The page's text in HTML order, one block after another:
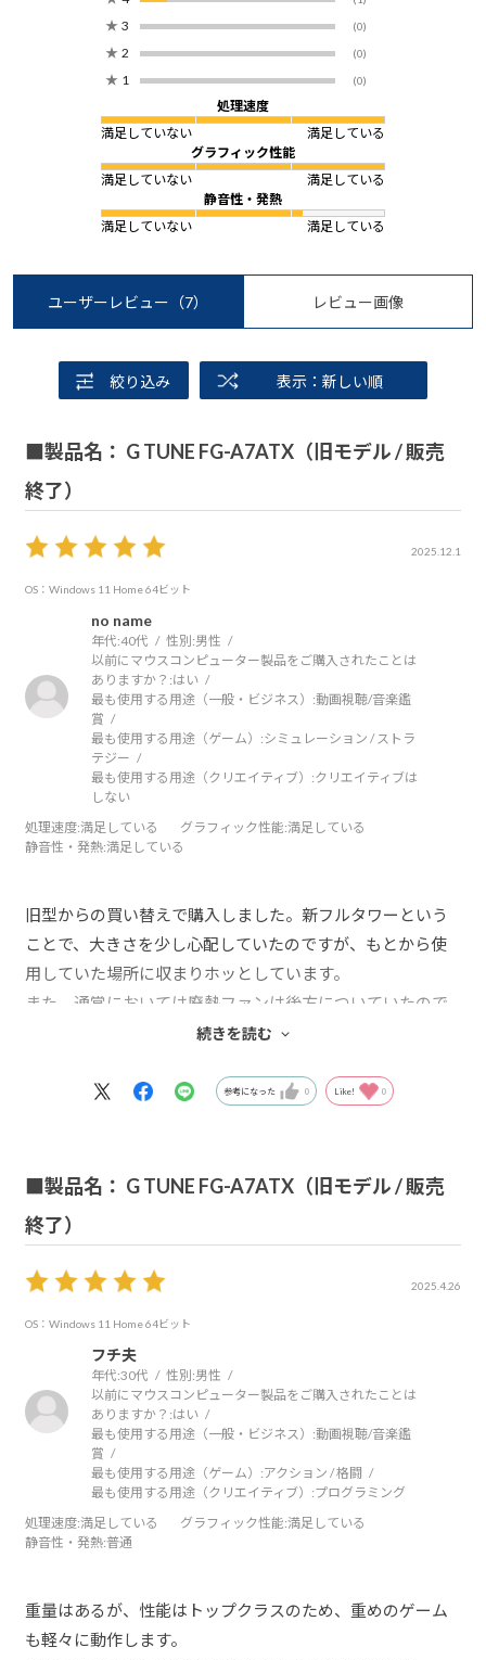
★ 3 (0)
★ 2 (0)
★ 1 (0)
処理速度
満足していない
満足している
グラフィック性能
満足していない
満足している
静音性・発熱
満足していない
満足している
ユーザーレビュー （7） レビュー画像
絞り込み 表示：新しい順
■製品名： G TUNE FG-A7ATX（旧モデル / 販売
終了）
2025.12.1
OS：Windows 11 Home 64ビット
no name
年代:40代 性別:男性
以前にマウスコンピューター製品をご購入されたことは
ありますか？:はい
最も使用する用途（一般・ビジネス）:動画視聴/音楽鑑
賞
最も使用する用途（ゲーム）:シミュレーション / ストラ
テジー
最も使用する用途（クリエイティブ）:クリエイティブは
しない
処理速度:満足している グラフィック性能:満足している
静音性・発熱:満足している
旧型からの買い替えで購入しました。新フルタワーという
ことで、大きさを少し心配していたのですが、もとから使
用していた場所に収まりホッとしています。
また、通常においては廃熱ファンは後方についていたので
すが、より廃熱しやすいように本体の上部に設置されてお
しかし、その分廃熱を散らすためにPCの情報には空間が必
す
続きを読む
参考になった 0 Like! 0
■製品名： G TUNE FG-A7ATX（旧モデル / 販売
終了）
2025.4.26
OS：Windows 11 Home 64ビット
フチ夫
年代:30代 性別:男性
以前にマウスコンピューター製品をご購入されたことは
ありますか？:はい
最も使用する用途（一般・ビジネス）:動画視聴/音楽鑑
賞
最も使用する用途（ゲーム）:アクション / 格闘
最も使用する用途（クリエイティブ）:プログラミング
処理速度:満足している グラフィック性能:満足している
静音性・発熱:普通
重量はあるが、性能はトップクラスのため、重めのゲーム
も軽々に動作します。